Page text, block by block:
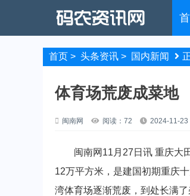
首页 > 头条资讯 > 国内新闻
体育场荒废成菜地
闽南网 阅读：72 2024-11-23
闽南网11月27日讯 重庆大田
12万平方米，是建国初期重庆
湾体育场逐渐荒废，到处长满